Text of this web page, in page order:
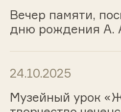
Вечер памяти,
дню рождения А.
24.10.2025
Музейный урок